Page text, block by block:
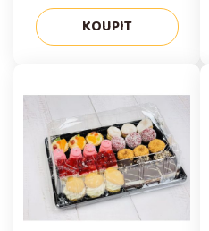
produkt prodáváme pouze v
celém balení po 10 ks a
uvedená cena 483 Kč, je za
všech alergenů. Trvanlivost 2
dny